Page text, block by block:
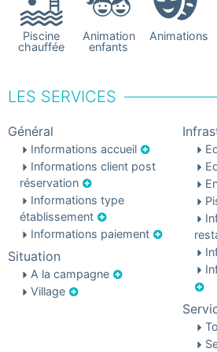
Piscine
chauffée
Animation
enfants
Animations
LES SERVICES
Général
Informations accueil
Informations client post
réservation
Informations type
établissement
Informations paiement
Situation
A la campagne
Village